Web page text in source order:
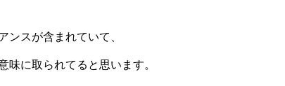
ンスが含まれていて、
に取られてると思います。